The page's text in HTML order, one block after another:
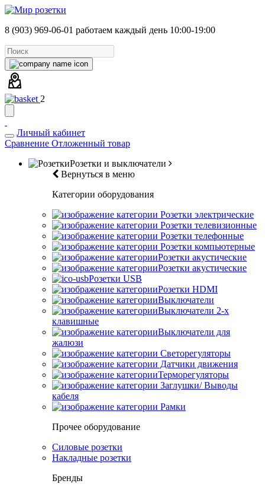
8 (903) 969-06-01 работаем каждый день 10:00-19:00
2
Личный кабинет
Сравнение Отложенный товар
Розетки и выключатели
Вернуться в меню
Категории оборудования
Розетки электрические
Розетки телевизионные
Розетки телефонные
Розетки компьютерные
Розетки акустические
Розетки акустические
Розетки USB
Розетки HDMI
Выключатели
Выключатели 2-х
клавишные
Выключатели для
жалюзи
Светорегуляторы
Датчики движения
Терморегуляторы
Заглушки/ Выводы
кабеля
Рамки
Прочее оборудование
Силовые розетки
Накладные розетки
Бренды